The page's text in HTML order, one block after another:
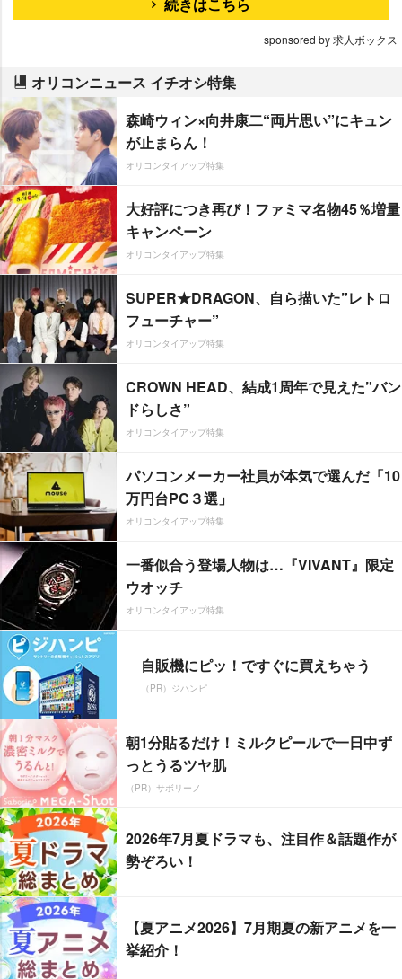
sponsored by 求人ボックス
オリコンニュース イチオシ特集
森崎ウィン×向井康二“両片思い”にキュン
が止まらん！
オリコンタイアップ特集
大好評につき再び！ファミマ名物45％増量
キャンペーン
オリコンタイアップ特集
SUPER★DRAGON、自ら描いた”レトロ
フューチャー”
オリコンタイアップ特集
CROWN HEAD、結成1周年で見えた”バン
ドらしさ”
オリコンタイアップ特集
パソコンメーカー社員が本気で選んだ「10
万円台PC３選」
オリコンタイアップ特集
一番似合う登場人物は…『VIVANT』限定
ウオッチ
オリコンタイアップ特集
自販機にピッ！ですぐに買えちゃう
（PR）ジハンピ
朝1分貼るだけ！ミルクピールで一日中ず
っとうるツヤ肌
（PR）サボリーノ
2026年7月夏ドラマも、注目作＆話題作が
勢ぞろい！
【夏アニメ2026】7月期夏の新アニメを一
挙紹介！